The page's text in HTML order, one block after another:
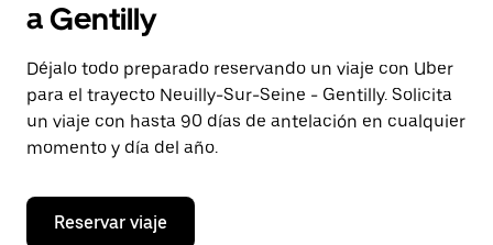
seleccionar
fecha.
Pulsa
el
botón
de
escape
cerrar
calendario.
a Gentilly
Déjalo todo preparado reservando un viaje con Uber
para el trayecto Neuilly-Sur-Seine - Gentilly. Solicita
un viaje con hasta 90 días de antelación en cualquier
momento y día del año.
Reservar viaje